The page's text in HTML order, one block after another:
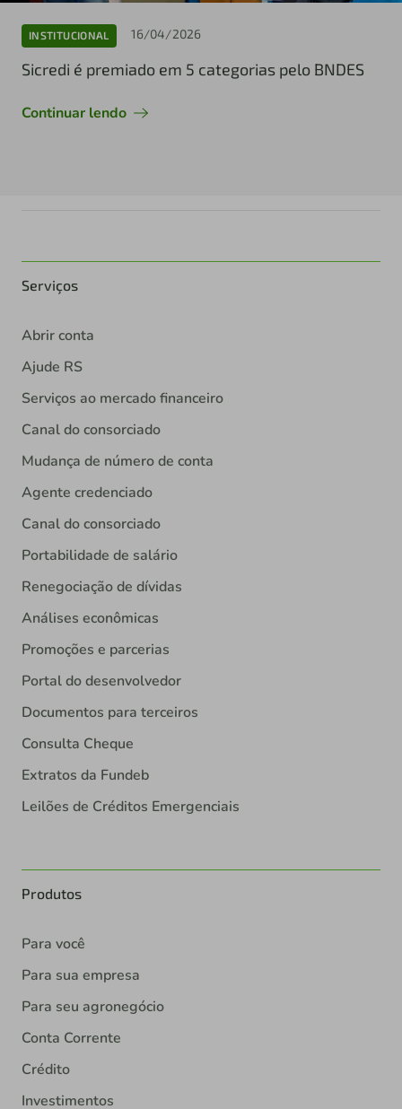
INSTITUCIONAL 16/04/2026
Sicredi é premiado em 5 categorias pelo BNDES
Continuar lendo
Serviços
Abrir conta
Ajude RS
Serviços ao mercado financeiro
Canal do consorciado
Mudança de número de conta
Agente credenciado
Canal do consorciado
Portabilidade de salário
Renegociação de dívidas
Análises econômicas
Promoções e parcerias
Portal do desenvolvedor
Documentos para terceiros
Consulta Cheque
Extratos da Fundeb
Leilões de Créditos Emergenciais
Produtos
Para você
Para sua empresa
Para seu agronegócio
Conta Corrente
Crédito
Investimentos